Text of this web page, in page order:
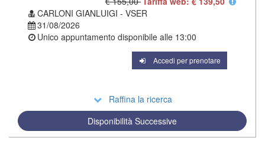
CARLONI GIANLUIGI - VSER
31/08/2026
Unico appuntamento disponibile alle 13:00
Accedi per prenotare
Raffina la ricerca
Disponibilità Successive